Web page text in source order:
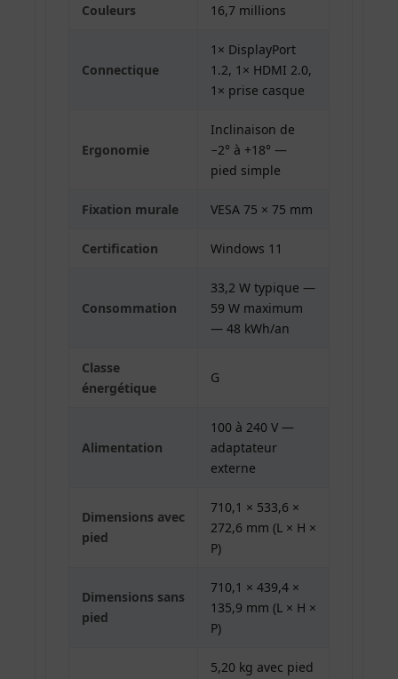
Couleurs 16,7 millions
Connectique
1× DisplayPort
1.2, 1× HDMI 2.0,
1× prise casque
Ergonomie
Inclinaison de
−2° à +18° —
pied simple
Fixation murale VESA 75 × 75 mm
Certification Windows 11
Consommation
33,2 W typique —
59 W maximum
— 48 kWh/an
Classe
énergétique
G
Alimentation
100 à 240 V —
adaptateur
externe
Dimensions avec
pied
710,1 × 533,6 ×
272,6 mm (L × H ×
P)
Dimensions sans
pied
710,1 × 439,4 ×
135,9 mm (L × H ×
P)
5,20 kg avec pied